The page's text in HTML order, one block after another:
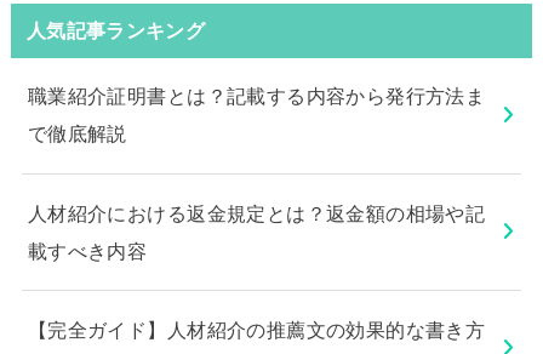
人気記事ランキング
職業紹介証明書とは？記載する内容から発行方法ま
で徹底解説
人材紹介における返金規定とは？返金額の相場や記
載すべき内容
【完全ガイド】人材紹介の推薦文の効果的な書き方